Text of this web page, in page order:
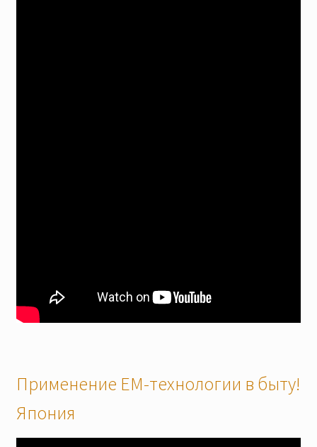
Применение ЕМ-технологии в быту!
Япония